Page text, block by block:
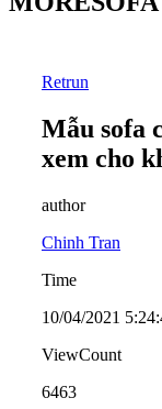
Retrun
Mẫu sofa
xem cho
author
Chinh Tran
Time
10/04/2021
ViewCount
6463